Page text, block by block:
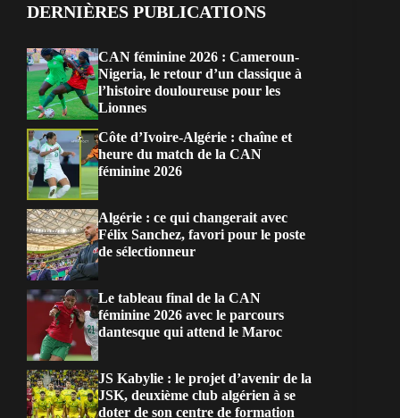
DERNIÈRES PUBLICATIONS
CAN féminine 2026 : Cameroun-
Nigeria, le retour d’un classique à
l’histoire douloureuse pour les
Lionnes
Côte d’Ivoire-Algérie : chaîne et
heure du match de la CAN
féminine 2026
Algérie : ce qui changerait avec
Félix Sanchez, favori pour le poste
de sélectionneur
Le tableau final de la CAN
féminine 2026 avec le parcours
dantesque qui attend le Maroc
JS Kabylie : le projet d’avenir de la
JSK, deuxième club algérien à se
doter de son centre de formation